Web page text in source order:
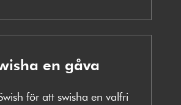
en gåva
för att swisha en valfri